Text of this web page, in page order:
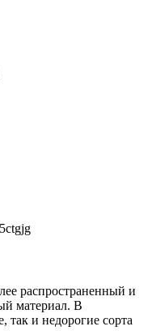
распространенный и
материал. В
так и недорогие сорта